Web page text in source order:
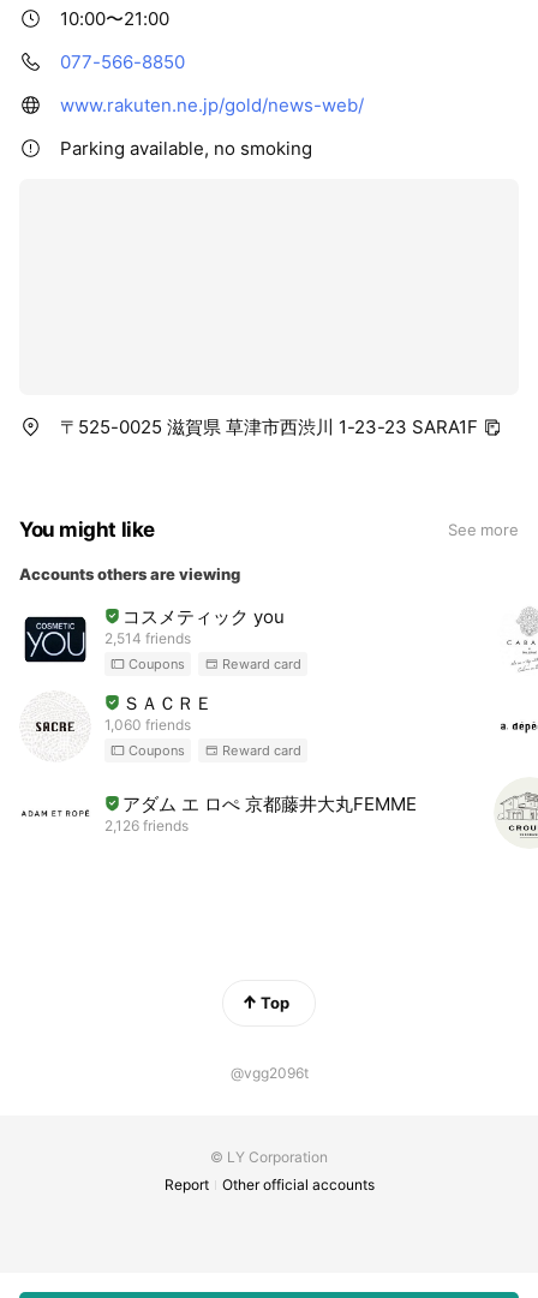
10:00〜21:00
077-566-8850
www.rakuten.ne.jp/gold/news-web/
Parking available, no smoking
〒525-0025 滋賀県 草津市西渋川 1-23-23 SARA1F
You might like See more
Accounts others are viewing
コスメティック you
2,514 friends
Coupons Reward card
ＳＡＣＲＥ
1,060 friends
Coupons Reward card
アダム エ ロぺ 京都藤井大丸FEMME
2,126 friends
Top
@vgg2096t
© LY Corporation
Report
Other official accounts